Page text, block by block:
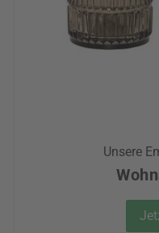
Unsere